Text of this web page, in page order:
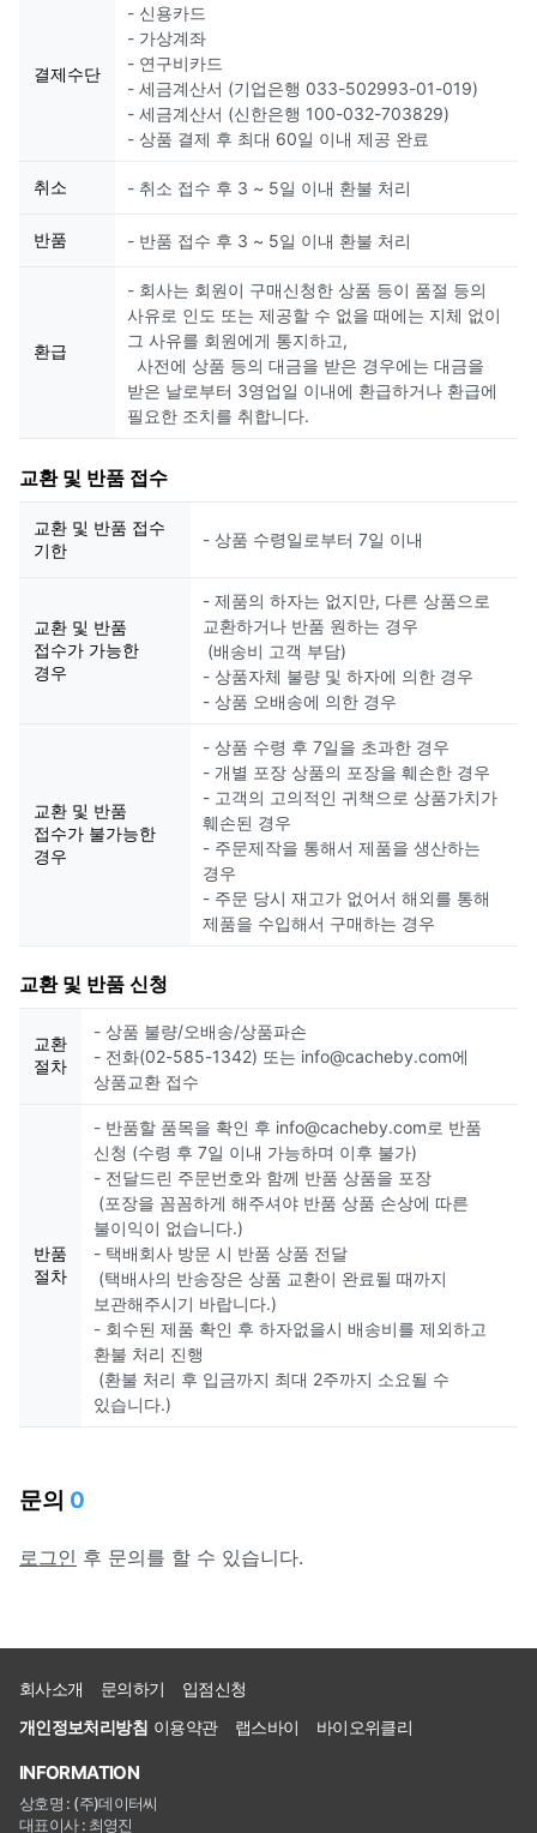
결제수단
- 신용카드
- 가상계좌
- 연구비카드
- 세금계산서 (기업은행 033-502993-01-019)
- 세금계산서 (신한은행 100-032-703829)
- 상품 결제 후 최대 60일 이내 제공 완료
취소 - 취소 접수 후 3 ~ 5일 이내 환불 처리
반품 - 반품 접수 후 3 ~ 5일 이내 환불 처리
환급
- 회사는 회원이 구매신청한 상품 등이 품절 등의
사유로 인도 또는 제공할 수 없을 때에는 지체 없이
그 사유를 회원에게 통지하고,
사전에 상품 등의 대금을 받은 경우에는 대금을
받은 날로부터 3영업일 이내에 환급하거나 환급에
필요한 조치를 취합니다.
교환 및 반품 접수
교환 및 반품 접수
기한
- 상품 수령일로부터 7일 이내
교환 및 반품
접수가 가능한
경우
- 제품의 하자는 없지만, 다른 상품으로
교환하거나 반품 원하는 경우
(배송비 고객 부담)
- 상품자체 불량 및 하자에 의한 경우
- 상품 오배송에 의한 경우
교환 및 반품
접수가 불가능한
경우
- 상품 수령 후 7일을 초과한 경우
- 개별 포장 상품의 포장을 훼손한 경우
- 고객의 고의적인 귀책으로 상품가치가
훼손된 경우
- 주문제작을 통해서 제품을 생산하는
경우
- 주문 당시 재고가 없어서 해외를 통해
제품을 수입해서 구매하는 경우
교환 및 반품 신청
교환
절차
- 상품 불량/오배송/상품파손
- 전화(02-585-1342) 또는 info@cacheby.com에
상품교환 접수
반품
절차
- 반품할 품목을 확인 후 info@cacheby.com로 반품
신청 (수령 후 7일 이내 가능하며 이후 불가)
- 전달드린 주문번호와 함께 반품 상품을 포장
(포장을 꼼꼼하게 해주셔야 반품 상품 손상에 따른
불이익이 없습니다.)
- 택배회사 방문 시 반품 상품 전달
(택배사의 반송장은 상품 교환이 완료될 때까지
보관해주시기 바랍니다.)
- 회수된 제품 확인 후 하자없을시 배송비를 제외하고
환불 처리 진행
(환불 처리 후 입금까지 최대 2주까지 소요될 수
있습니다.)
문의 0
로그인 후 문의를 할 수 있습니다.
회사소개 문의하기
입점신청
개인정보처리방침 이용약관 랩스바이 바이오위클리
INFORMATION
상호명 : (주)데이터씨
대표이사 : 최영진